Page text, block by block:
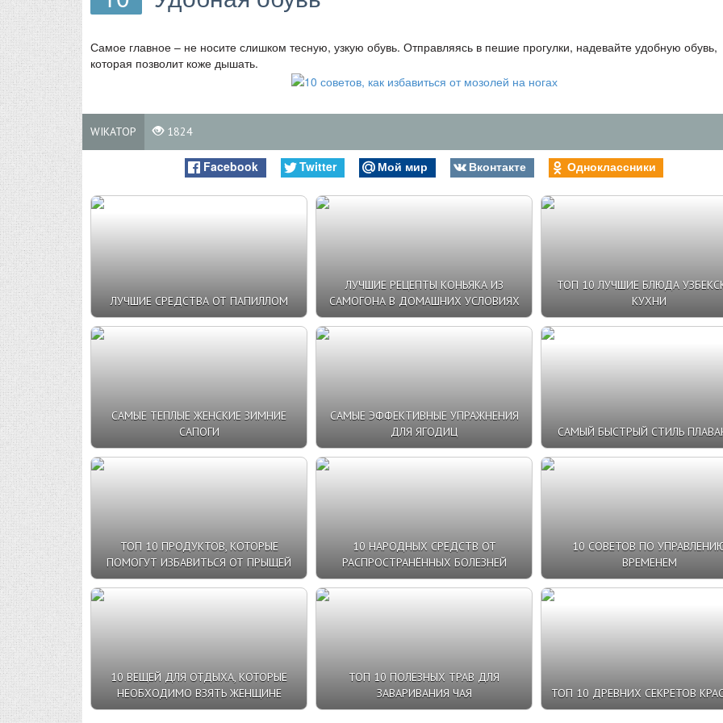
Самое главное – не носите слишком тесную, узкую обувь. Отправляясь в пешие прогулки, надевайте удобную обувь,
которая позволит коже дышать.
WIKATOP 1824
Facebook Twitter Мой мир Вконтакте Одноклассники
ЛУЧШИЕ СРЕДСТВА ОТ ПАПИЛЛОМ
ЛУЧШИЕ РЕЦЕПТЫ КОНЬЯКА ИЗ
САМОГОНА В ДОМАШНИХ УСЛОВИЯХ
ТОП 10 ЛУЧШИЕ БЛЮДА
КУХНИ
САМЫЕ ТЕПЛЫЕ ЖЕНСКИЕ ЗИМНИЕ
САПОГИ
САМЫЕ ЭФФЕКТИВНЫЕ УПРАЖНЕНИЯ
ДЛЯ ЯГОДИЦ
САМЫЙ БЫСТРЫЙ СТИЛЬ
ТОП 10 ПРОДУКТОВ, КОТОРЫЕ
ПОМОГУТ ИЗБАВИТЬСЯ ОТ ПРЫЩЕЙ
10 НАРОДНЫХ СРЕДСТВ ОТ
РАСПРОСТРАНЁННЫХ БОЛЕЗНЕЙ
10 СОВЕТОВ ПО
ВРЕМЕНЕМ
10 ВЕЩЕЙ ДЛЯ ОТДЫХА, КОТОРЫЕ
НЕОБХОДИМО ВЗЯТЬ ЖЕНЩИНЕ
ТОП 10 ПОЛЕЗНЫХ ТРАВ ДЛЯ
ЗАВАРИВАНИЯ ЧАЯ
ТОП 10 ДРЕВНИХ СЕКРЕТОВ